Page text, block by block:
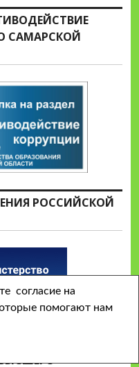
САМАРСКОЙ
РОССИЙСКОЙ
согласие на
помогают нам